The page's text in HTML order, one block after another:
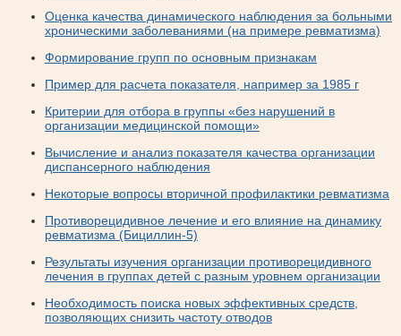
Оценка качества динамического наблюдения за больными
хроническими заболеваниями (на примере ревматизма)
Формирование групп по основным признакам
Пример для расчета показателя, например за 1985 г
Критерии для отбора в группы «без нарушений в
организации медицинской помощи»
Вычисление и анализ показателя качества организации
диспансерного наблюдения
Некоторые вопросы вторичной профилактики ревматизма
Противорецидивное лечение и его влияние на динамику
ревматизма (Бициллин-5)
Результаты изучения организации противорецидивного
лечения в группах детей с разным уровнем организации
Необходимость поиска новых эффективных средств,
позволяющих снизить частоту отводов